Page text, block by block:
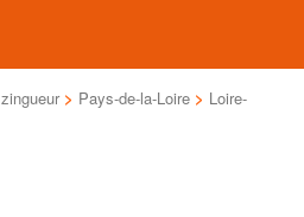
> Pays-de-la-Loire > Loire-